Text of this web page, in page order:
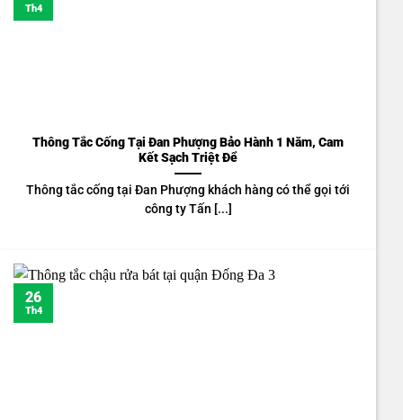
Thông Tắc Cống Tại Đan Phượng Bảo Hành 1 Năm, Cam
Kết Sạch Triệt Để
Thông tắc cống tại Đan Phượng khách hàng có thể gọi tới
công ty Tấn [...]
Th4
26
Th4